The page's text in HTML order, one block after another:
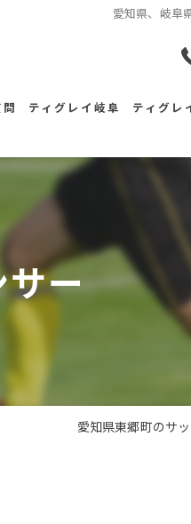
愛知県、岐阜
ティグレイ岐阜
スケジュール
練習会場
ティグレ
スケジ
ー
愛知県東郷町のサ